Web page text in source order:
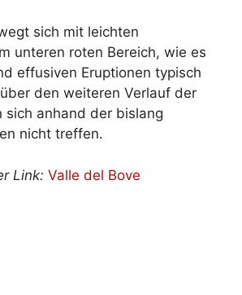
sich mit leichten
unteren roten Bereich, wie es
effusiven Eruptionen typisch
über den weiteren Verlauf der
sich anhand der bislang
nicht treffen.
Link: Valle del Bove